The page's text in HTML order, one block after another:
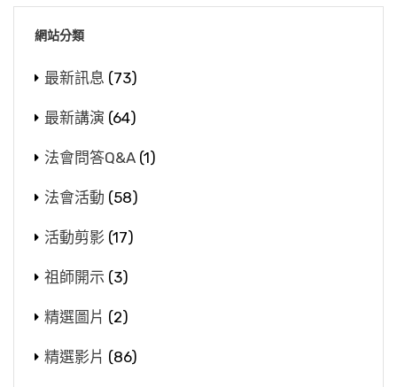
網站分類
最新訊息 (73)
最新講演 (64)
法會問答Q&A (1)
法會活動 (58)
活動剪影 (17)
祖師開示 (3)
精選圖片 (2)
精選影片 (86)